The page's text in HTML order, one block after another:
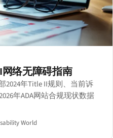
络无障碍指南
2024年Title II规则、当前诉
年ADA网站合规现状数据
World